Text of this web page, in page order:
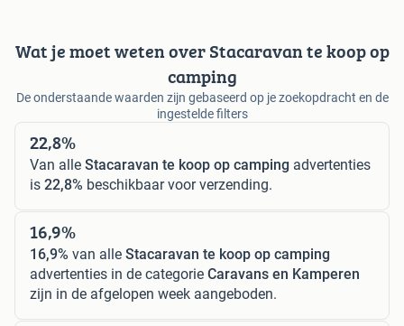
Wat je moet weten over Stacaravan te koop op
camping
De onderstaande waarden zijn gebaseerd op je zoekopdracht en de
ingestelde filters
22,8%
Van alle Stacaravan te koop op camping advertenties
is 22,8% beschikbaar voor verzending.
16,9%
16,9% van alle Stacaravan te koop op camping
advertenties in de categorie Caravans en Kamperen
zijn in de afgelopen week aangeboden.